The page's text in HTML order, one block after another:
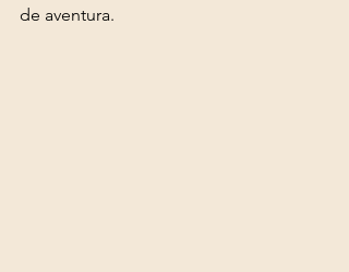
de aventura.